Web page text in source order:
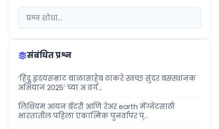
संबंधित प्रश्न
‘हिंदू हृदयसम्राट बाळासाहेब ठाकरे स्वच्छ सुंदर बसस्थानक
अभियान 2025’ च्या अ वर्ग...
लिथियम आयन बॅटरी आणि रेअर earth मॅग्नेटसाठी
भारतातील पहिला एकात्मिक पुनर्वापर प्...